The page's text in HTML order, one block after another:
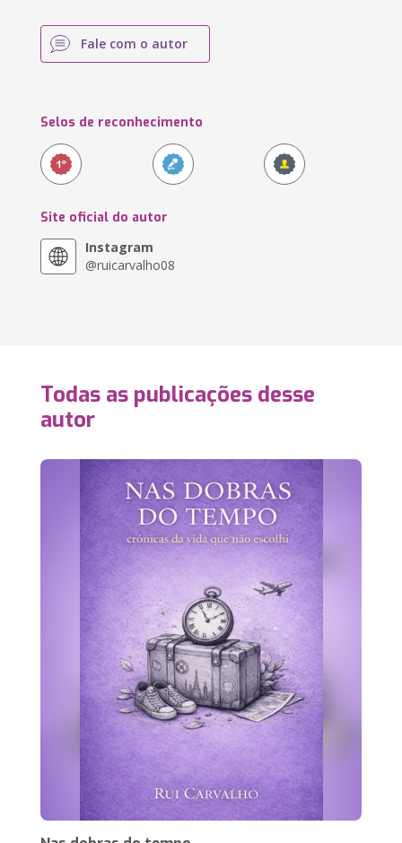
Fale com o autor
Selos de reconhecimento
Site oficial do autor
Instagram
@ruicarvalho08
Todas as publicações desse
autor